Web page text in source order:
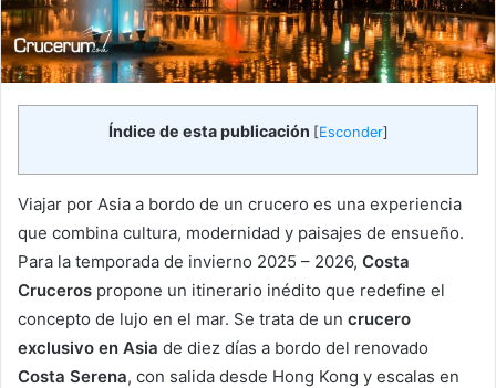
Índice de esta publicación [Esconder]
Viajar por Asia a bordo de un crucero es una experiencia
que combina cultura, modernidad y paisajes de ensueño.
Para la temporada de invierno 2025 – 2026, Costa
Cruceros propone un itinerario inédito que redefine el
concepto de lujo en el mar. Se trata de un crucero
exclusivo en Asia de diez días a bordo del renovado
Costa Serena, con salida desde Hong Kong y escalas en